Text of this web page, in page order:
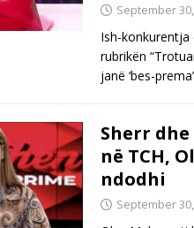
September
Ish-konkurentja
rubrikën
janë ‘bes-
Sherr
në TCH,
ndodhi
September